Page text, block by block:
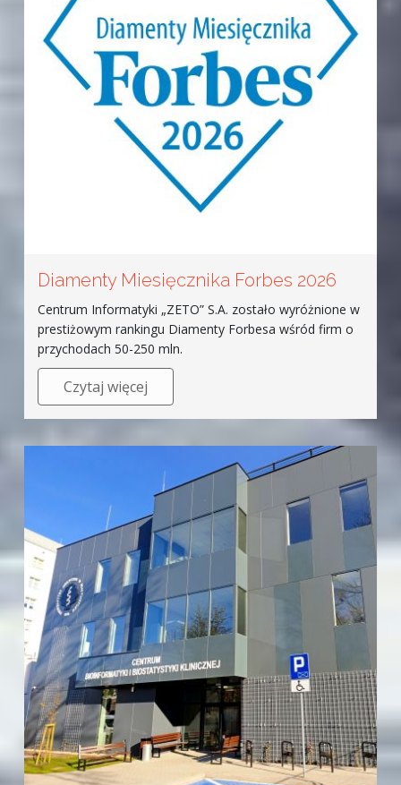
Diamenty Miesięcznika Forbes 2026
Centrum Informatyki „ZETO” S.A. zostało wyróżnione w
prestiżowym rankingu Diamenty Forbesa wśród firm o
przychodach 50-250 mln.
Czytaj więcej